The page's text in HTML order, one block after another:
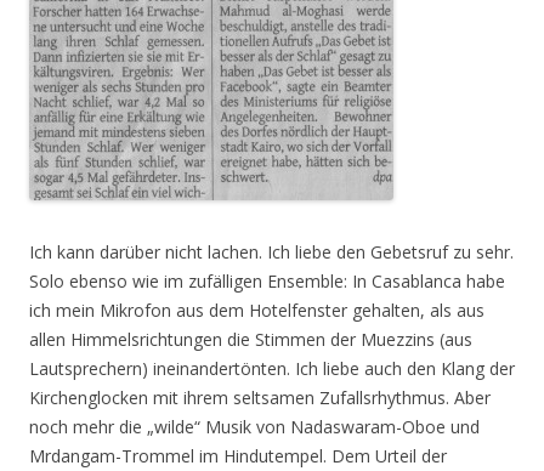
Ich kann darüber nicht lachen. Ich liebe den Gebetsruf zu sehr.
Solo ebenso wie im zufälligen Ensemble: In Casablanca habe
ich mein Mikrofon aus dem Hotelfenster gehalten, als aus
allen Himmelsrichtungen die Stimmen der Muezzins (aus
Lautsprechern) ineinandertönten. Ich liebe auch den Klang der
Kirchenglocken mit ihrem seltsamen Zufallsrhythmus. Aber
noch mehr die „wilde“ Musik von Nadaswaram-Oboe und
Mrdangam-Trommel im Hindutempel. Dem Urteil der